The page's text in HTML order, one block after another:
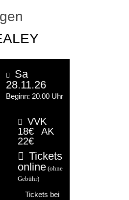
Sa
28.11.26
Beginn: 20.00 Uhr
VVK
18€
AK
22€
Tickets
online(ohne
Gebühr)
Tickets bei